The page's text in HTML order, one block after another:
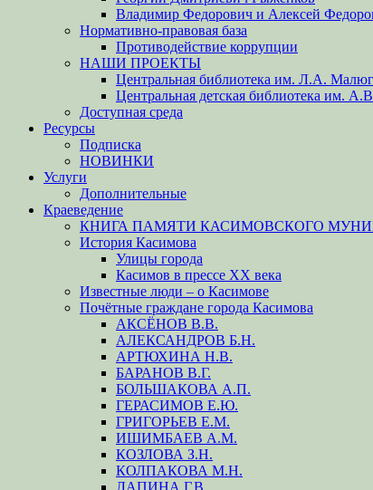
Владимир Федорович и Алексей
Нормативно-правовая база
Противодействие коррупции
НАШИ ПРОЕКТЫ
Центральная библиотека им. Л.А.
Центральная детская библиотека им.
Доступная среда
Ресурсы
Подписка
НОВИНКИ
Услуги
Дополнительные
Краеведение
КНИГА ПАМЯТИ КАСИМОВСКОГО
История Касимова
Улицы города
Касимов в прессе XX века
Известные люди – о Касимове
Почётные граждане города Касимова
АКСЁНОВ В.В.
АЛЕКСАНДРОВ Б.Н.
АРТЮХИНА Н.В.
БАРАНОВ В.Г.
БОЛЬШАКОВА А.П.
ГЕРАСИМОВ Е.Ю.
ГРИГОРЬЕВ Е.М.
ИШИМБАЕВ А.М.
КОЗЛОВА З.Н.
КОЛПАКОВА М.Н.
ЛАПИНА Г.В.